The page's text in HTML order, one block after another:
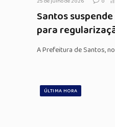
Santos
para
A Prefeitura de Santos,
ÚLTIMA HORA